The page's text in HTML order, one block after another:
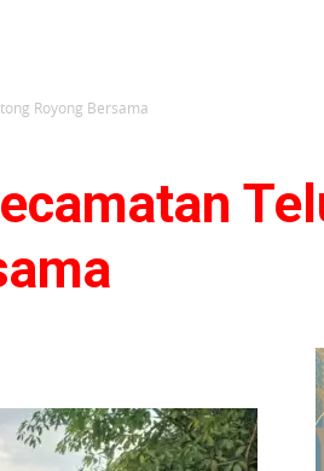
Royong Bersama